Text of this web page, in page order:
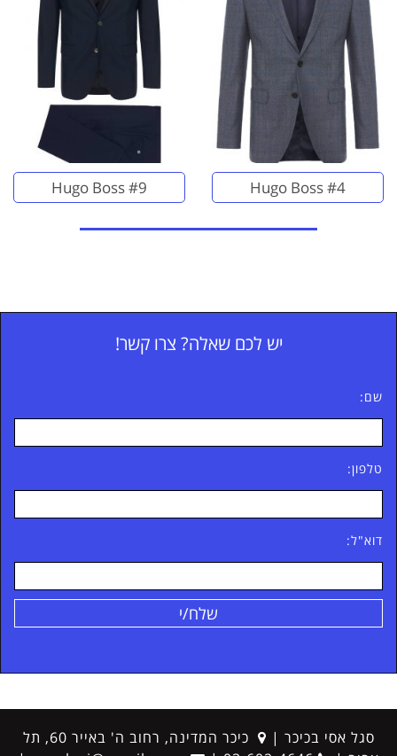
Hugo Boss #4
Hugo Boss #9
יש לכם שאלה? צרו קשר!
שם:
טלפון:
דוא"ל:
סגל אסי בכיכר | כתובת
כיכר המדינה, רחוב ה' באייר 60, תל